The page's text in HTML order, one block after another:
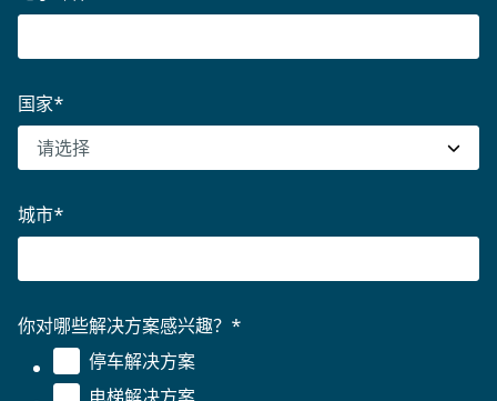
国家*
城市*
你对哪些解决方案感兴趣？ *
停车解决方案
电梯解决方案